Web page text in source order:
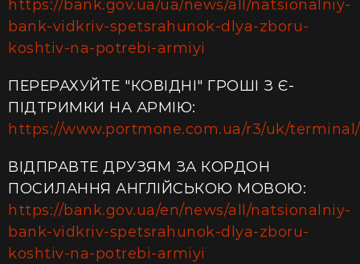
https://bank.gov.ua/ua/news/all/natsionalniy-
bank-vidkriv-spetsrahunok-dlya-zboru-
koshtiv-na-potrebi-armiyi
ПЕРЕРАХУЙТЕ "КОВІДНІ" ГРОШІ З Є-
ПІДТРИМКИ НА АРМІЮ:
https://www.portmone.com.ua/r3/uk/terminal/
ВІДПРАВТЕ ДРУЗЯМ ЗА КОРДОН
ПОСИЛАННЯ АНГЛІЙСЬКОЮ МОВОЮ:
https://bank.gov.ua/en/news/all/natsionalniy-
bank-vidkriv-spetsrahunok-dlya-zboru-
koshtiv-na-potrebi-armiyi